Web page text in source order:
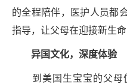
的全程陪伴，医护人员都
指导，让父母在迎接新生
异国文化，深度体验
到美国生宝宝的父母